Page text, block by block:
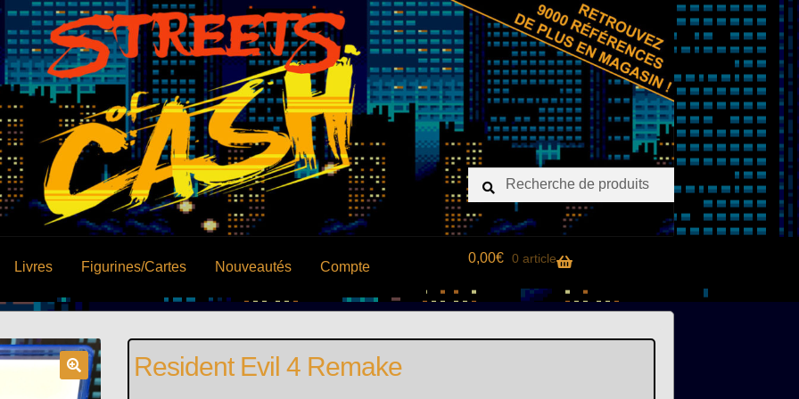
Recherche
pour :
Recherche
Livres Figurines/Cartes Nouveautés Compte
0,00€ 0 article
Resident Evil 4 Remake